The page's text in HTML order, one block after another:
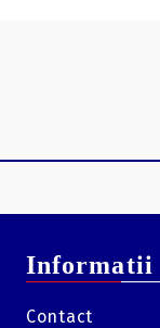
Informatii
Contact